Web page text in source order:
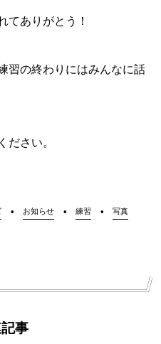
てありがとう！
習の終わりにはみんなに話
ださい。
お知らせ 練習 写真
事